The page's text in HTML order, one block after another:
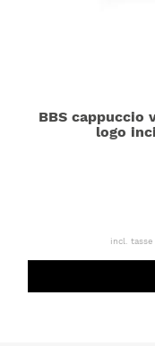
BBS cappuccio
logo
incl.